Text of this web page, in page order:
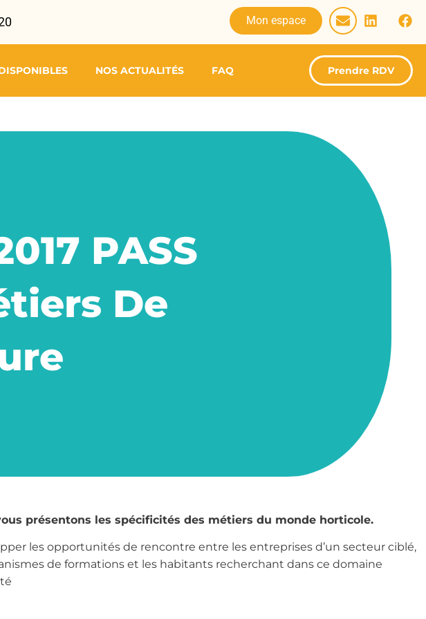
Mon espace
NOS ACTUALITÉS FAQ Prendre RDV
PASS
De
présentons les spécificités des métiers du monde horticole.
les opportunités de rencontre entre les entreprises d’un secteur ciblé,
de formations et les habitants recherchant dans ce domaine